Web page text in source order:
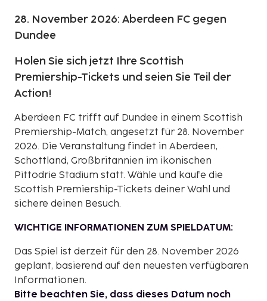
28. November 2026: Aberdeen FC gegen
Dundee
Holen Sie sich jetzt Ihre Scottish
Premiership-Tickets und seien Sie Teil der
Action!
Aberdeen FC trifft auf Dundee in einem Scottish
Premiership-Match, angesetzt für 28. November
2026. Die Veranstaltung findet in Aberdeen,
Schottland, Großbritannien im ikonischen
Pittodrie Stadium statt. Wähle und kaufe die
Scottish Premiership-Tickets deiner Wahl und
sichere deinen Besuch.
WICHTIGE INFORMATIONEN ZUM SPIELDATUM:
Das Spiel ist derzeit für den 28. November 2026
geplant, basierend auf den neuesten verfügbaren
Informationen.
Bitte beachten Sie, dass dieses Datum noch